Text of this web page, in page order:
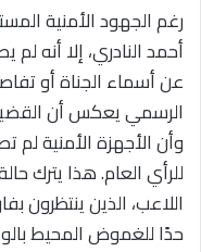
رغم الجهود الأمنية
أحمد النادري، إلا أنه
عن أسماء الجناة أو
الرسمي يعكس أن
وأن الأجهزة الأمنية لم
للرأي العام. هذا يترك
اللاعب، الذين ينتظرون
حدًا للغموض المحيط